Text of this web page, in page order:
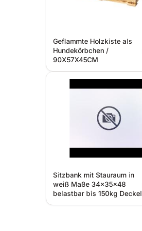
Geflammte Holzkiste als
Hundekörbchen /
90X57X45CM
Sitzbank mit Stauraum in
weiß Maße 34x35x48
belastbar bis 150kg Deckel